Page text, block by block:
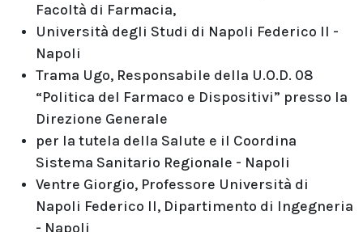
Facoltà di Farmacia,
Università degli Studi di Napoli Federico II -
Napoli
Trama Ugo, Responsabile della U.O.D. 08
“Politica del Farmaco e Dispositivi” presso la
Direzione Generale
per la tutela della Salute e il Coordina
Sistema Sanitario Regionale - Napoli
Ventre Giorgio, Professore Università di
Napoli Federico II, Dipartimento di Ingegneria
- Napoli